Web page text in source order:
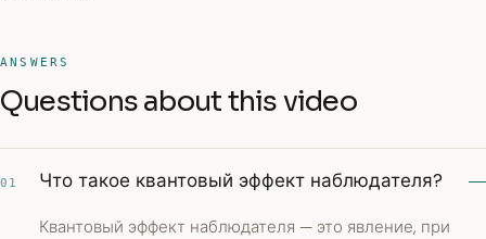
ANSWERS
Questions about this video
01 Что такое квантовый эффект наблюдателя?
Квантовый эффект наблюдателя — это явление, при